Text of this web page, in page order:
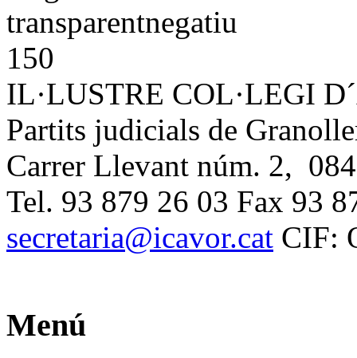
IL·LUSTRE COL·LEGI
Partits judicials de
Carrer Llevant núm. 2,
Tel. 93 879 26 03 Fax 93
secretaria@icavor.cat CIF:
Menú